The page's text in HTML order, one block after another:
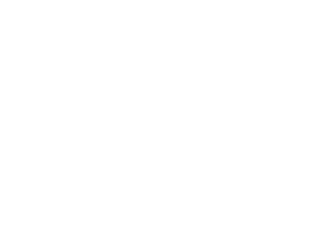
với không gian và mục tiêu của dự án.- Lắp đặt,
cạnh tranh và dịch vụ chăm sóc khách hàng
tiết, vui lòng liên hệ với chúng tôi qua số điện thoại